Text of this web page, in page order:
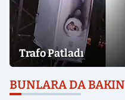
Trafo Patladı
BUNLARA DA BAKIN